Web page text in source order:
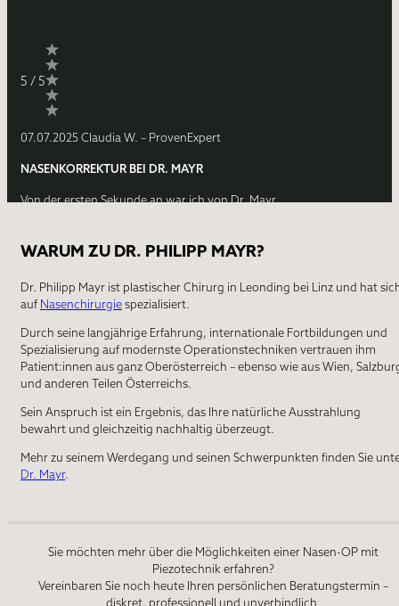
5 / 5
07.07.2025 Claudia W. – ProvenExpert
NASENKORREKTUR BEI DR. MAYR
Von der ersten Sekunde an war ich von Dr. Mayr
kompetenten Aufklärungen/Gespräche und sein
fachliches Wissen haben mich davon überzeugt meine
Das Ergebnis ist hervorragend - ich hatte weder
Schmerzen noch war ich blau im Gesicht! Die
Schwellung war dank Lymphdrainage vor und nach der
Operation innerhalb von wenigen Tagen weg! Jederzeit
wieder - 100%ige Weiterempfehlung von mir!
5 / 5
Ich habe im März 2025 eine Brustoperation (Straffung) durchführen
ist perfekt. Was mir auch sehr gefallen hat, dass er eher auf
Mehr gibt es nicht zu sagen! :)
WARUM ZU DR. PHILIPP MAYR?
Dr. Philipp Mayr ist plastischer Chirurg in Leonding bei Linz und hat
auf Nasenchirurgiespezialisiert.
Durch seine langjährige Erfahrung, internationale Fortbildungen und
Spezialisierung auf modernste Operationstechniken vertrauen ihm
Patient:innen aus ganz Oberösterreich – ebenso wie aus Wien,
und anderen Teilen Österreichs.
Sein Anspruch ist ein Ergebnis, das Ihre natürliche Ausstrahlung
bewahrt und gleichzeitig nachhaltig überzeugt.
Mehr zu seinem Werdegang und seinen Schwerpunkten finden Sie
Dr. Mayr.
Sie möchten mehr über die Möglichkeiten einer Nasen-OP mit
Piezotechnik erfahren?
Vereinbaren Sie noch heute Ihren persönlichen Beratungstermin –
diskret, professionell und unverbindlich.